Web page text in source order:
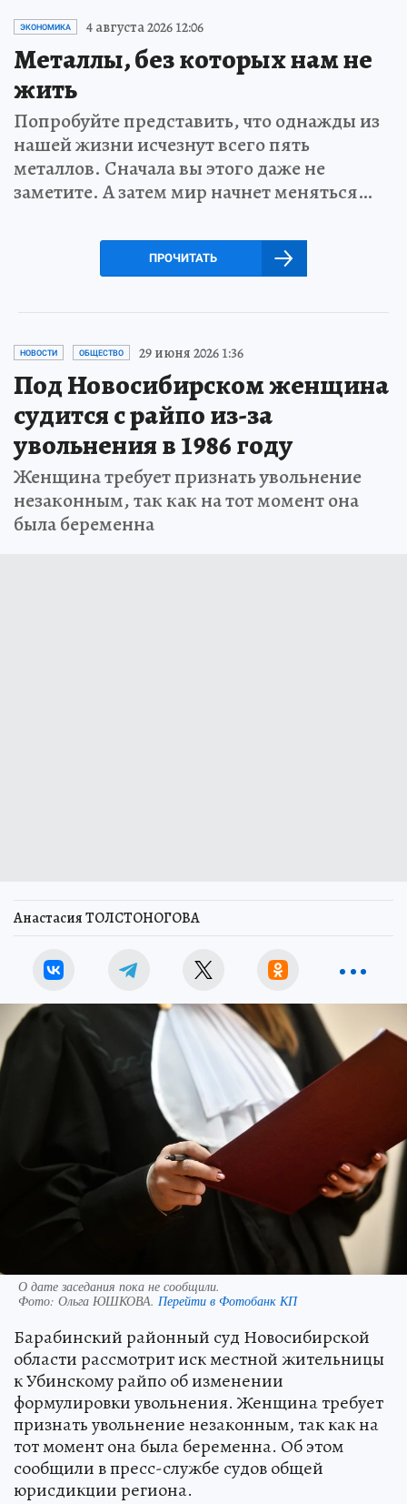
ЭКОНОМИКА 4 августа 2026 12:06
Металлы, без которых нам не
жить
Попробуйте представить, что однажды из
нашей жизни исчезнут всего пять
металлов. Сначала вы этого даже не
заметите. А затем мир начнет меняться…
ПРОЧИТАТЬ
НОВОСТИ ОБЩЕСТВО 29 июня 2026 1:36
Под Новосибирском женщина
судится с райпо из-за
увольнения в 1986 году
Женщина требует признать увольнение
незаконным, так как на тот момент она
была беременна
Анастасия ТОЛСТОНОГОВА
О дате заседания пока не сообщили.
Фото: Ольга ЮШКОВА. Перейти в Фотобанк КП
Барабинский районный суд Новосибирской
области рассмотрит иск местной жительницы
к Убинскому райпо об изменении
формулировки увольнения. Женщина требует
признать увольнение незаконным, так как на
тот момент она была беременна. Об этом
сообщили в пресс-службе судов общей
юрисдикции региона.